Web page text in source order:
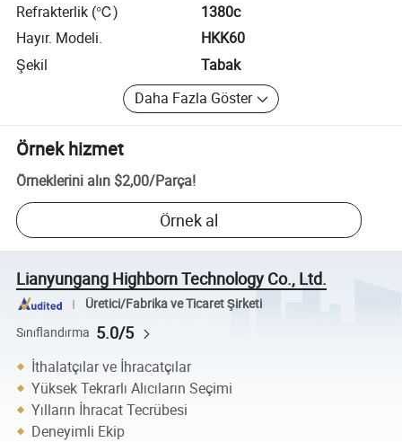
Refrakterlik (℃)
1380c
Hayır. Modeli.
HKK60
Şekil
Tabak
Daha Fazla Göster
Örnek hizmet
Örneklerini alın $2,00/Parça!
Örnek al
Lianyungang Highborn Technology Co., Ltd.
Üretici/Fabrika ve Ticaret Şirketi
Sınıflandırma 5.0/5
İthalatçılar ve İhracatçılar
Yüksek Tekrarlı Alıcıların Seçimi
Yılların İhracat Tecrübesi
Deneyimli Ekip